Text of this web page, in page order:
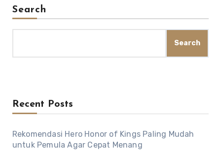
Search
Search
Recent Posts
Rekomendasi Hero Honor of Kings Paling Mudah
untuk Pemula Agar Cepat Menang